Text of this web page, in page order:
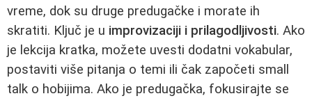
vreme, dok su druge predugačke i morate ih
skratiti. Ključ je u improvizaciji i prilagodljivosti. Ako
je lekcija kratka, možete uvesti dodatni vokabular,
postaviti više pitanja o temi ili čak započeti small
talk o hobijima. Ako je predugačka, fokusirajte se